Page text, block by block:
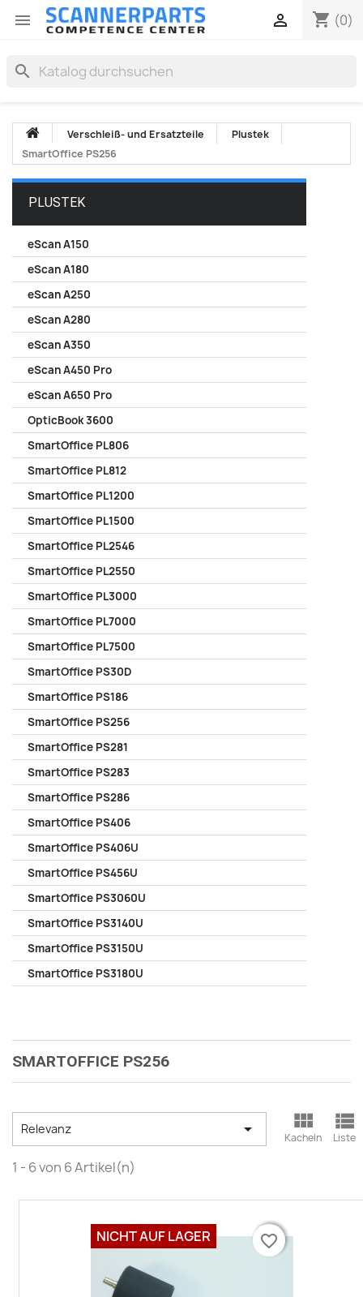
 shopping_cart (0)

search
Verschleiß- und Ersatzteile
Plustek
SmartOffice PS256
PLUSTEK
eScan A150
eScan A180
eScan A250
eScan A280
eScan A350
eScan A450 Pro
eScan A650 Pro
OpticBook 3600
SmartOffice PL806
SmartOffice PL812
SmartOffice PL1200
SmartOffice PL1500
SmartOffice PL2546
SmartOffice PL2550
SmartOffice PL3000
SmartOffice PL7000
SmartOffice PL7500
SmartOffice PS30D
SmartOffice PS186
SmartOffice PS256
SmartOffice PS281
SmartOffice PS283
SmartOffice PS286
SmartOffice PS406
SmartOffice PS406U
SmartOffice PS456U
SmartOffice PS3060U
SmartOffice PS3140U
SmartOffice PS3150U
SmartOffice PS3180U
SMARTOFFICE PS256
Relevanz  
Kacheln

Liste
1 - 6 von 6 Artikel(n)
favorite_border
NICHT AUF LAGER favorite_border